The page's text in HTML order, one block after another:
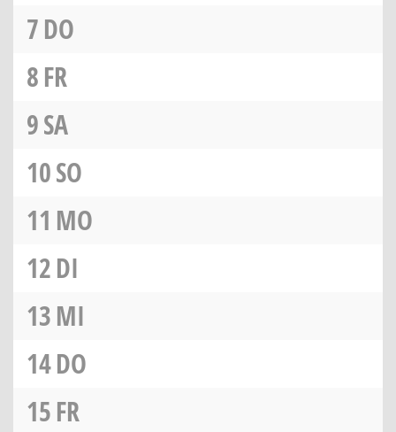
7DO
8FR
9SA
10SO
11 MO
12DI
13MI
14DO
15FR